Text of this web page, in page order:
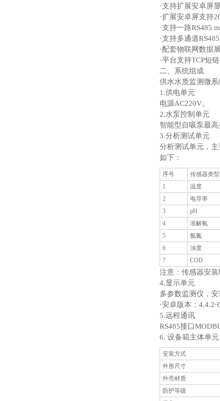
·支持扩展安卓屏
·扩展安卓屏支持
·支持一路RS485
·支持多通道
·配套物联网数据
·平台支持TCP短
二、系统组成
供水水质监测微
1.供电单元
电源AC220V。
2.水泵控制单元
智能型自吸泵最
3.分析测试单元
分析测试单元，
如下：
序号
传感器类型
1
温度
2
电导率
3
pH
4
溶解氧
5
氨氮
6
浊度
7
COD
注意：传感器安
4.显示单元
多参数监测仪，
·安卓版本：
5.远程通讯
RS485接口
6. 设备箱主体单元
安装方式
外形尺寸
外壳材质
防护等级